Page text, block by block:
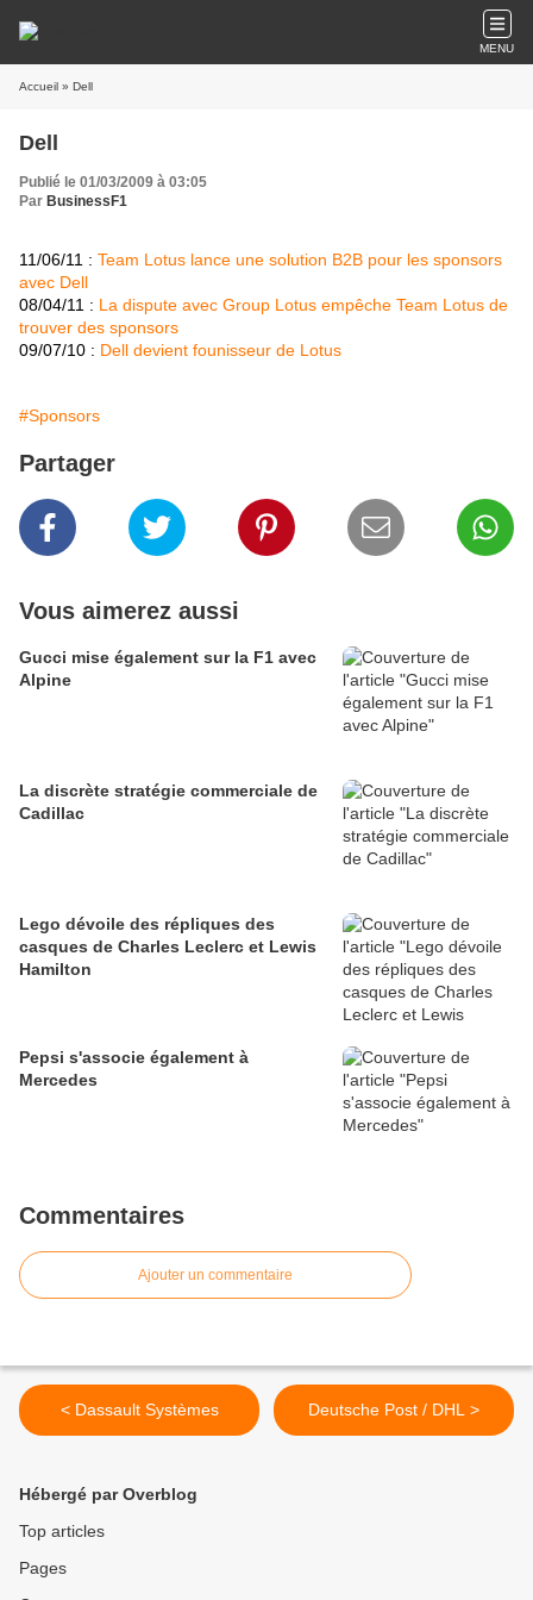
MENU
Accueil » Dell
Dell
Publié le 01/03/2009 à 03:05
Par BusinessF1
11/06/11 : Team Lotus lance une solution B2B pour les sponsors
avec Dell
08/04/11 : La dispute avec Group Lotus empêche Team Lotus de
trouver des sponsors
09/07/10 : Dell devient founisseur de Lotus
#Sponsors
Partager
Vous aimerez aussi
Gucci mise également sur la F1 avec
Alpine
La discrète stratégie commerciale de
Cadillac
Lego dévoile des répliques des
casques de Charles Leclerc et Lewis
Hamilton
Pepsi s'associe également à
Mercedes
Commentaires
Ajouter un commentaire
< Dassault Systèmes Deutsche Post / DHL >
Hébergé par Overblog
Top articles
Pages